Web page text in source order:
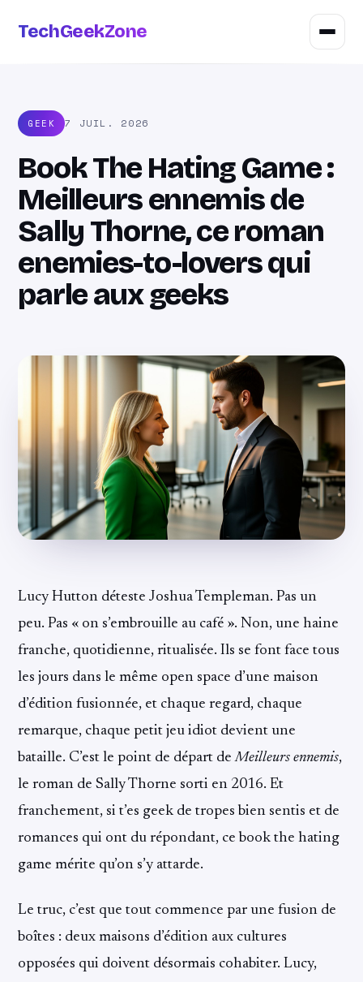
TechGeekZone
GEEK 7 JUIL. 2026
Book The Hating Game :
Meilleurs ennemis de
Sally Thorne, ce roman
enemies-to-lovers qui
parle aux geeks
Lucy Hutton déteste Joshua Templeman. Pas un
peu. Pas « on s’embrouille au café ». Non, une haine
franche, quotidienne, ritualisée. Ils se font face tous
les jours dans le même open space d’une maison
d’édition fusionnée, et chaque regard, chaque
remarque, chaque petit jeu idiot devient une
bataille. C’est le point de départ deMeilleurs ennemis,
le roman de Sally Thorne sorti en 2016. Et
franchement, si t’es geek de tropes bien sentis et de
romances qui ont du répondant, ce book the hating
game mérite qu’on s’y attarde.
Le truc, c’est que tout commence par une fusion de
boîtes : deux maisons d’édition aux cultures
opposées qui doivent désormais cohabiter. Lucy,